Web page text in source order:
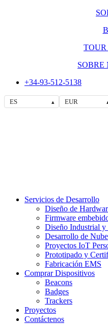
SOBRE
+34-93-512-5138
ES ▴ EUR
Servicios de Desarrollo
Diseño de
Firmware
Diseño Industrial y
Desarrollo de
Proyectos IoT
Prototipado y
Fabricación EMS
Comprar Dispositivos
Beacons
Badges
Trackers
Proyectos
Contáctenos